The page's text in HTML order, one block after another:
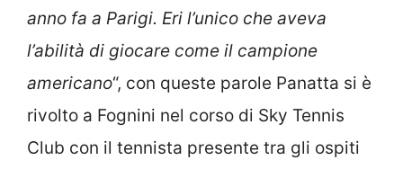
anno fa a Parigi. Eri l’unico che aveva
l’abilità di giocare come il campione
americano“, con queste parole Panatta si è
rivolto a Fognini nel corso di Sky Tennis
Club con il tennista presente tra gli ospiti